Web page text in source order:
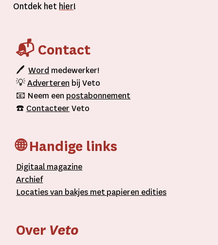
Ontdek het hier!
📬 Contact
🖊Word medewerker!
💡Adverteren bij Veto
📧 Neem een postabonnement
☎️ Contacteer Veto
🌐 Handige links
Digitaal magazine
Archief
Locaties van bakjes metpapieren edities
Over Veto